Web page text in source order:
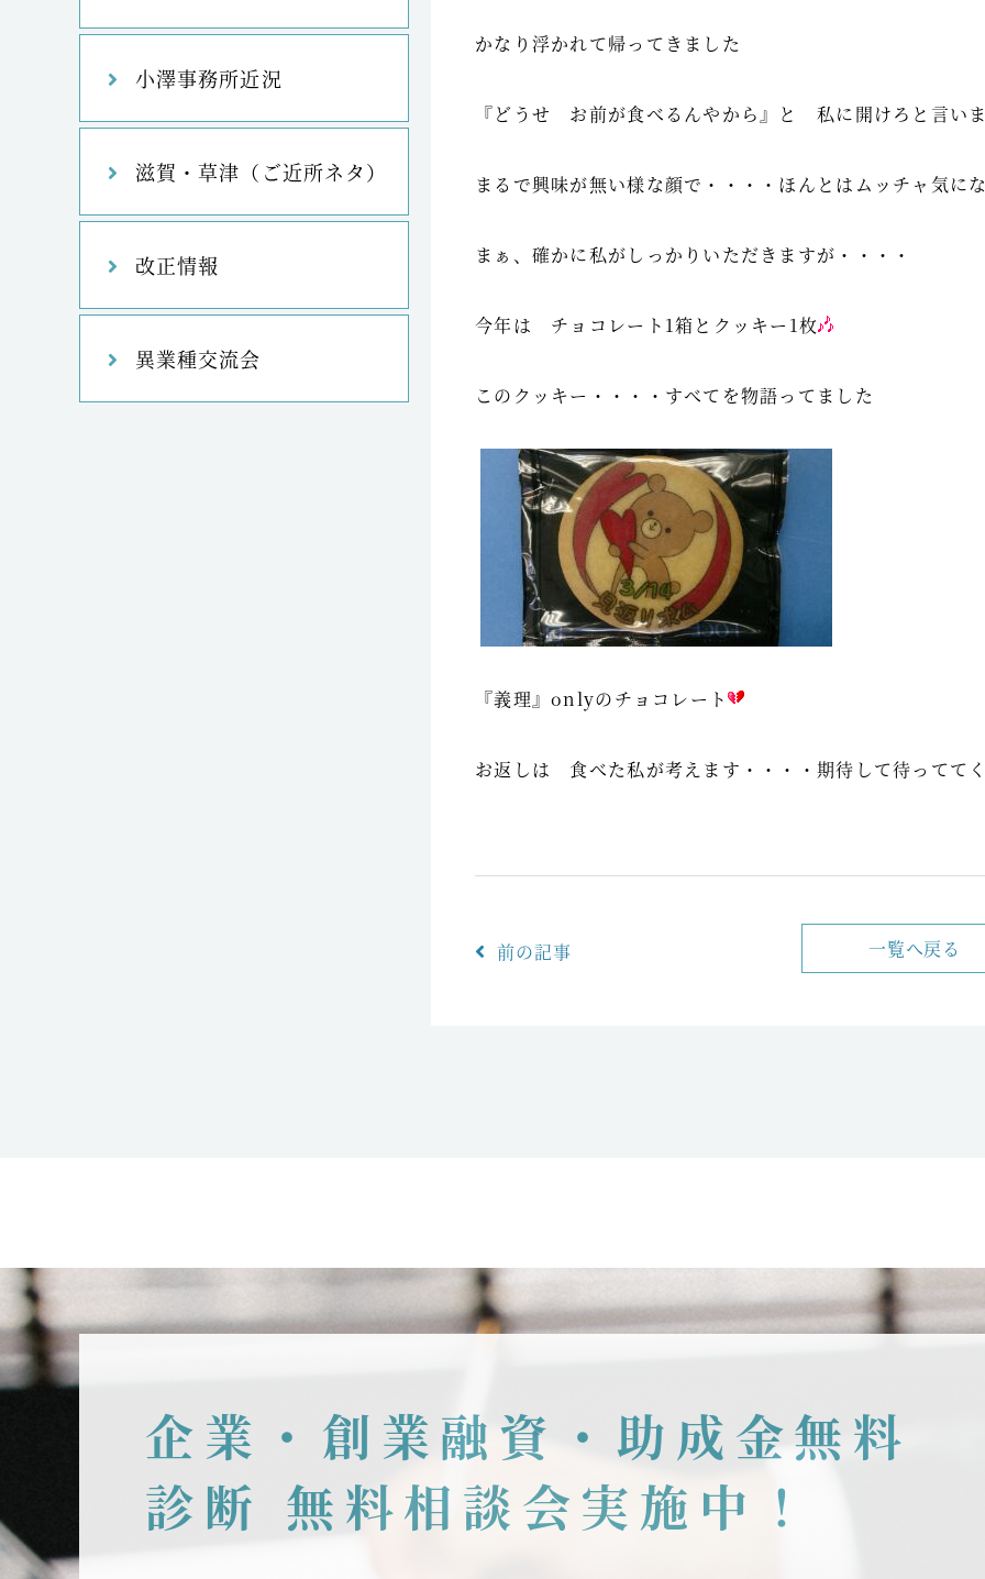
小澤事務所近況
滋賀・草津（ご近所ネタ）
改正情報
異業種交流会
かなり浮かれて帰ってきました
『どうせ お前が食べるんやから』と 私に開けろと言い
まるで興味が無い様な顔で・・・・ほんとはムッチャ気に
まぁ、確かに私がしっかりいただきますが・・・・
今年は チョコレート1箱とクッキー1枚
このクッキー・・・・すべてを物語ってました
『義理』onlyのチョコレート
お返しは 食べた私が考えます・・・・期待して待って
前の記事 一覧へ戻る
企業・創業融資・助成金無料
診断 無料相談会実施中！